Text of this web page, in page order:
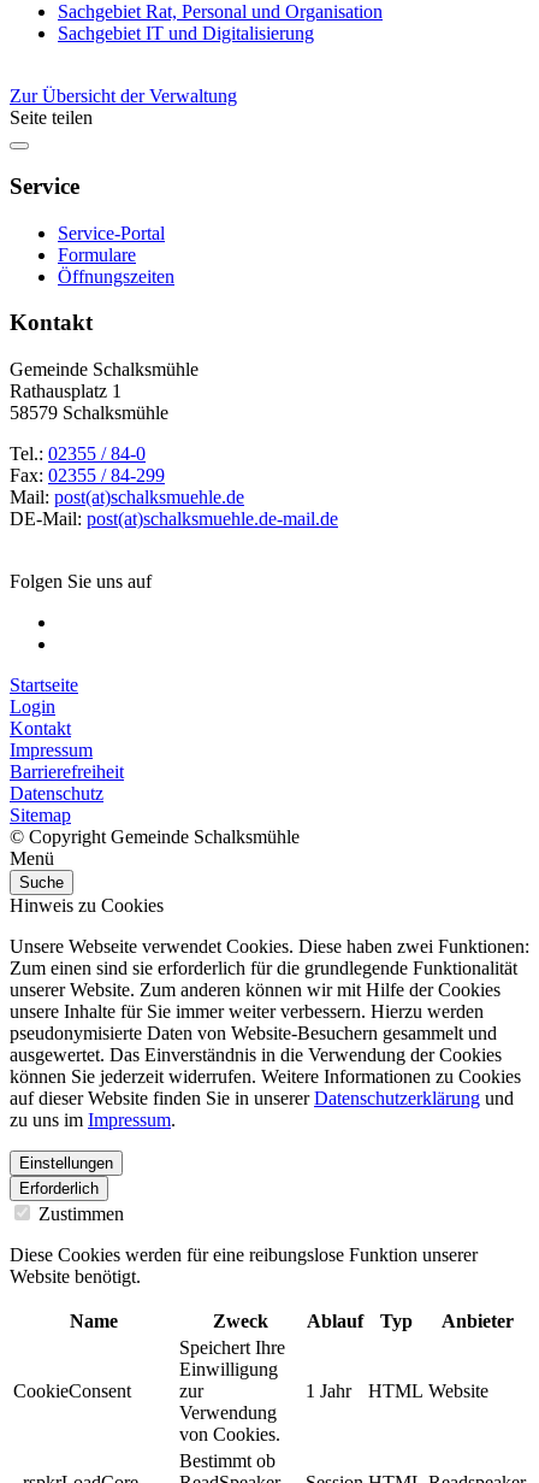
Sachgebiet Rat, Personal und Organisation
Sachgebiet IT und Digitalisierung
Zur Übersicht der Verwaltung
Seite teilen
Service
Service-Portal
Formulare
Öffnungszeiten
Kontakt
Gemeinde Schalksmühle
Rathausplatz 1
58579 Schalksmühle
Tel.: 02355 / 84-0
Fax: 02355 / 84-299
Mail: post(at)schalksmuehle.de
DE-Mail: post(at)schalksmuehle.de-mail.de
Folgen Sie uns auf
Startseite
Login
Kontakt
Impressum
Barrierefreiheit
Datenschutz
Sitemap
© Copyright Gemeinde Schalksmühle
Menü
Suche
Hinweis zu Cookies
Unsere Webseite verwendet Cookies. Diese haben zwei Funktionen:
Zum einen sind sie erforderlich für die grundlegende Funktionalität
unserer Website. Zum anderen können wir mit Hilfe der Cookies
unsere Inhalte für Sie immer weiter verbessern. Hierzu werden
pseudonymisierte Daten von Website-Besuchern gesammelt und
ausgewertet. Das Einverständnis in die Verwendung der Cookies
können Sie jederzeit widerrufen. Weitere Informationen zu Cookies
auf dieser Website finden Sie in unsererDatenschutzerklärung und
zu uns im Impressum.
Einstellungen
Erforderlich
Zustimmen
Diese Cookies werden für eine reibungslose Funktion unserer
Website benötigt.
Name Zweck Ablauf Typ Anbieter
CookieConsent
Speichert Ihre
Einwilligung
zur
Verwendung
von Cookies.
1 Jahr HTML Website
Bestimmt ob